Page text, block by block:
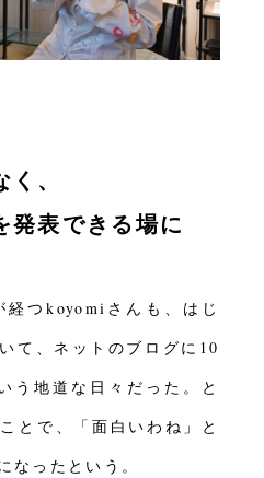
、
発表できる場に
つkoyomiさんも、はじ
て、ネットのブログに10
う地道な日々だった。と
とで、「面白いわね」と
なったという。